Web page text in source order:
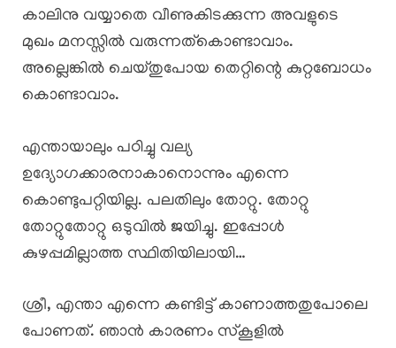
കാലിനു വയ്യാതെ വീണുകിടക്കുന്ന അവളുടെ
മുഖം മനസ്സിൽ വരുന്നത്കൊണ്ടാവാം.
അല്ലെങ്കിൽ ചെയ്തുപോയ തെറ്റിന്റെ കുറ്റബോധം
കൊണ്ടാവാം.
എന്തായാലും പഠിച്ചു വല്യ
ഉദ്യോഗക്കാരനാകാനൊന്നും എന്നെ
കൊണ്ടുപറ്റിയില്ല. പലതിലും തോറ്റു. തോറ്റു
തോറ്റുതോറ്റു ഒടുവിൽ ജയിച്ചു. ഇപ്പോൾ
കുഴപ്പമില്ലാത്ത സ്ഥിതിയിലായി…
ശ്രീ, എന്താ എന്നെ കണ്ടിട്ട് കാണാത്തതുപോലെ
പോണത്. ഞാൻ കാരണം സ്കൂളിൽ